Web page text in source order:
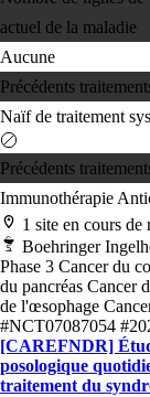
actuel de la maladie
Aucune
Précédents
Naïf de traitement
Précédents
Immunothérapie
1 site en cours de
Boehringer
Phase 3 Cancer du
du pancréas Cancer
de l'œsophage
#NCT07087054
[CAREFNDR]
posologique
traitement du